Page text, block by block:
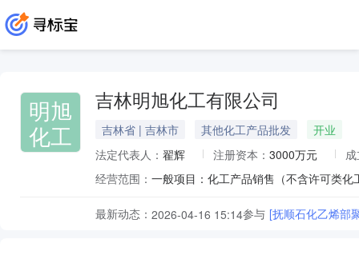
明旭
化工
吉林明旭化工有限公司
吉林省 | 吉林市 其他化工产品批发
开业
法定代表人： 翟辉 注册资本： 3000万元
经营范围：
最新动态： 2026-04-16 15:14参与 [抚顺石化乙烯部